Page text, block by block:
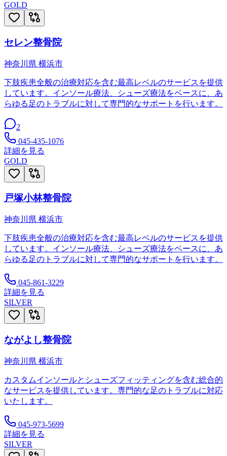
GOLD
セレン整骨院
神奈川県 横浜市
下肢疾患全般の治療対応を含む最高レベルのサービスを提供
しています。インソール療法、シューズ療法をベースに、あ
らゆる足のトラブルに対して専門的なサポートを行います。
2
045-435-1076
詳細を見る
GOLD
戸塚小林整骨院
神奈川県 横浜市
下肢疾患全般の治療対応を含む最高レベルのサービスを提供
しています。インソール療法、シューズ療法をベースに、あ
らゆる足のトラブルに対して専門的なサポートを行います。
045-861-3229
詳細を見る
SILVER
ながよし整骨院
神奈川県 横浜市
カスタムインソールとシューズフィッティングを含む総合的
なサービスを提供しています。専門的な足のトラブルに対応
いたします。
045-973-5699
詳細を見る
SILVER